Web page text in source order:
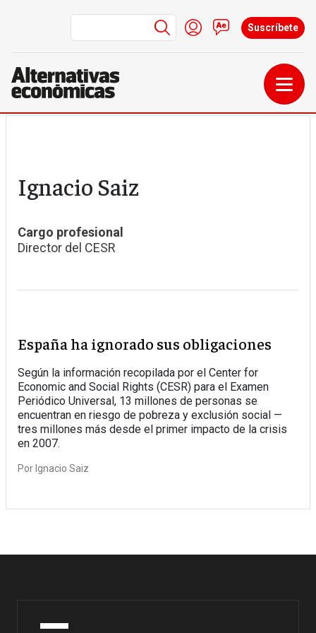
Menú de cuenta de
Iniciar sesión
Contacto
Suscríbete
Ignacio Saiz
Cargo profesional
Director del CESR
España ha ignorado sus obligaciones
Según la información recopilada por el Center for
Economic and Social Rights (CESR) para el Examen
Periódico Universal, 13 millones de personas se
encuentran en riesgo de pobreza y exclusión social —
tres millones más desde el primer impacto de la crisis
en 2007.
Por Ignacio Saiz